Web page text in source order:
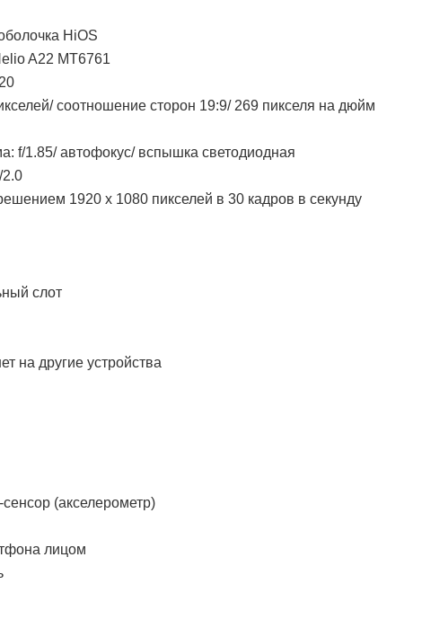
HiOS
A22 MT6761
соотношение сторон 19:9/ 269 пикселя на дюйм
f/1.85/ автофокус/ вспышка светодиодная
1920 х 1080 пикселей в 30 кадров в секунду
слот
на другие устройства
(акселерометр)
лицом